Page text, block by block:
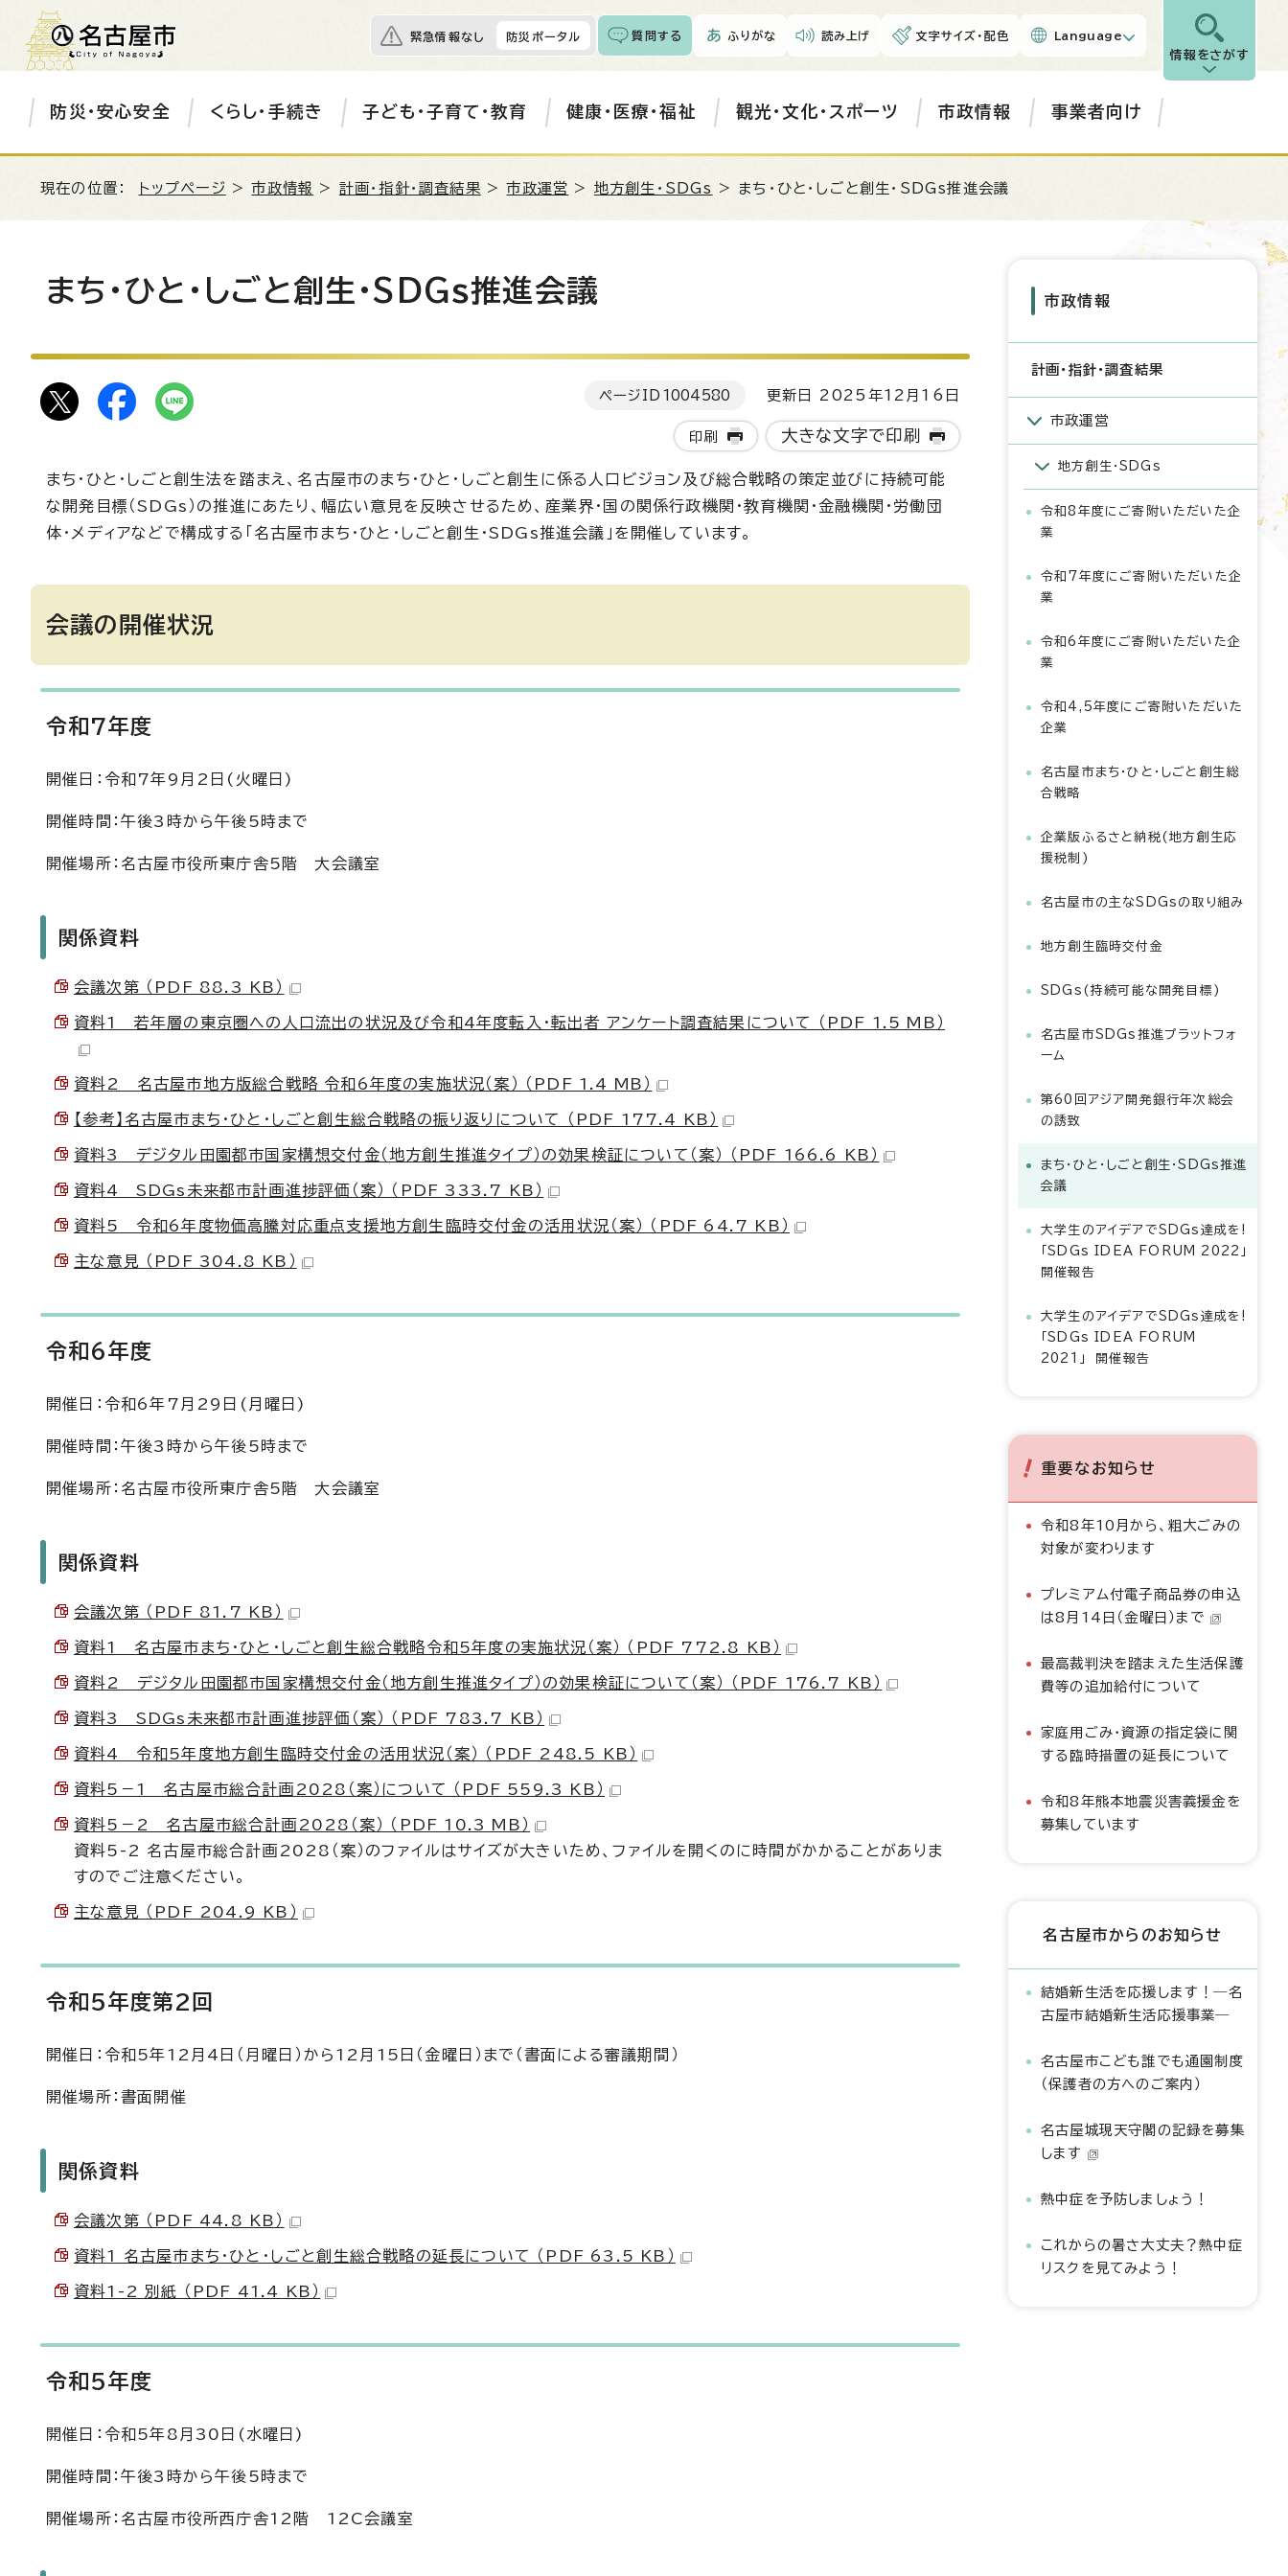
緊急情報なし 防災ポータル 質問する ふりがな 読み上げ 文字サイズ・配色 Language
情報をさがす
防災・安心安全 くらし・手続き 子ども・子育て・教育 健康・医療・福祉 観光・文化・スポーツ 市政情報 事業者向け
現在の位置： トップページ >市政情報 > 計画・指針・調査結果 >市政運営 > 地方創生・SDGs > まち・ひと・しごと創生・SDGs推進会議
まち・ひと・しごと創生・SDGs推進会議
ページID 1004580 更新日 2025年12月16日
印刷 大きな文字で印刷
まち・ひと・しごと創生法を踏まえ、名古屋市のまち・ひと・しごと創生に係る人口ビジョン及び総合戦略の策定並びに持続可能
な開発目標（SDGs）の推進にあたり、幅広い意見を反映させるため、産業界・国の関係行政機関・教育機関・金融機関・労働団
体・メディアなどで構成する「名古屋市まち・ひと・しごと創生・SDGs推進会議」を開催しています。
会議の開催状況
令和7年度
開催日：令和7年9月2日(火曜日)
開催時間：午後3時から午後5時まで
開催場所：名古屋市役所東庁舎5階 大会議室
関係資料
会議次第 （PDF 88.3 KB）
資料1 若年層の東京圏への人口流出の状況及び令和4年度転入・転出者 アンケート調査結果について （PDF 1.5 MB）
資料2 名古屋市地方版総合戦略 令和6年度の実施状況（案） （PDF 1.4 MB）
【参考】名古屋市まち・ひと・しごと創生総合戦略の振り返りについて （PDF 177.4 KB）
資料3 デジタル田園都市国家構想交付金（地方創生推進タイプ）の効果検証について（案） （PDF 166.6 KB）
資料4 SDGs未来都市計画進捗評価（案） （PDF 333.7 KB）
資料5 令和6年度物価高騰対応重点支援地方創生臨時交付金の活用状況（案） （PDF 64.7 KB）
主な意見 （PDF 304.8 KB）
令和6年度
開催日：令和6年7月29日(月曜日)
開催時間：午後3時から午後5時まで
開催場所：名古屋市役所東庁舎5階 大会議室
関係資料
会議次第 （PDF 81.7 KB）
資料1 名古屋市まち・ひと・しごと創生総合戦略令和5年度の実施状況（案） （PDF 772.8 KB）
資料2 デジタル田園都市国家構想交付金（地方創生推進タイプ）の効果検証について（案） （PDF 176.7 KB）
資料3 SDGs未来都市計画進捗評価（案） （PDF 783.7 KB）
資料4 令和5年度地方創生臨時交付金の活用状況（案） （PDF 248.5 KB）
資料5－1 名古屋市総合計画2028（案）について （PDF 559.3 KB）
資料5－2 名古屋市総合計画2028（案） （PDF 10.3 MB）
資料5-2 名古屋市総合計画2028（案）のファイルはサイズが大きいため、ファイルを開くのに時間がかかることがありま
すのでご注意ください。
主な意見 （PDF 204.9 KB）
令和5年度第2回
開催日：令和5年12月4日（月曜日）から12月15日（金曜日）まで（書面による審議期間）
開催場所：書面開催
関係資料
会議次第 （PDF 44.8 KB）
資料1 名古屋市まち・ひと・しごと創生総合戦略の延長について （PDF 63.5 KB）
資料1-2 別紙 （PDF 41.4 KB）
令和5年度
開催日：令和5年8月30日(水曜日)
開催時間：午後3時から午後5時まで
開催場所：名古屋市役所西庁舎12階 12C会議室
市政情報
計画・指針・調査結果
市政運営
地方創生・SDGs
令和8年度にご寄附いただいた企
業
令和7年度にご寄附いただいた企
業
令和6年度にご寄附いただいた企
業
令和4,5年度にご寄附いただいた
企業
名古屋市まち・ひと・しごと創生総
合戦略
企業版ふるさと納税(地方創生応
援税制)
名古屋市の主なSDGsの取り組み
地方創生臨時交付金
SDGs(持続可能な開発目標)
名古屋市SDGs推進プラットフォ
ーム
第60回アジア開発銀行年次総会
の誘致
まち・ひと・しごと創生・SDGs推進
会議
大学生のアイデアでSDGs達成を!
「SDGs IDEA FORUM 2022」
開催報告
大学生のアイデアでSDGs達成を!
「SDGs IDEA FORUM
2021」 開催報告
重要なお知らせ
令和8年10月から、粗大ごみの
対象が変わります
プレミアム付電子商品券の申込
は8月14日（金曜日）まで
最高裁判決を踏まえた生活保護
費等の追加給付について
家庭用ごみ・資源の指定袋に関
する臨時措置の延長について
令和8年熊本地震災害義援金を
募集しています
名古屋市からのお知らせ
結婚新生活を応援します！―名
古屋市結婚新生活応援事業―
名古屋市こども誰でも通園制度
（保護者の方へのご案内）
名古屋城現天守閣の記録を募集
します
熱中症を予防しましょう！
これからの暑さ大丈夫？熱中症
リスクを見てみよう！